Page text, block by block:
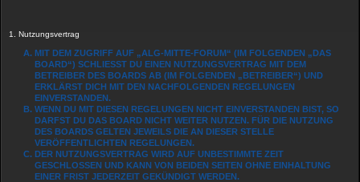
1. Nutzungsvertrag
MIT DEM ZUGRIFF AUF „ALG-MITTE-FORUM“ (IM FOLGENDEN „DAS
BOARD“) SCHLIESST DU EINEN NUTZUNGSVERTRAG MIT DEM B
ETREIBER DES BOARDS AB (IM FOLGENDEN „BETREIBER“) UND E
RKLÄRST DICH MIT DEN NACHFOLGENDEN REGELUNGEN E
INVERSTANDEN.
WENN DU MIT DIESEN REGELUNGEN NICHT EINVERSTANDEN BIST, SO
DARFST DU DAS BOARD NICHT WEITER NUTZEN. FÜR DIE NUTZUNG
DES BOARDS GELTEN JEWEILS DIE AN DIESER STELLE
VERÖFFENTLICHTEN REGELUNGEN.
DER NUTZUNGSVERTRAG WIRD AUF UNBESTIMMTE ZEIT
GESCHLOSSEN UND KANN VON BEIDEN SEITEN OHNE EINHALTUNG
EINER FRIST JEDERZEIT GEKÜNDIGT WERDEN.